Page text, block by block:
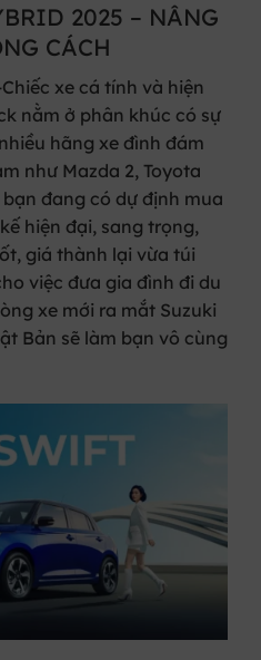
2025 – NÂNG
CÁCH
xe cá tính và hiện
nằm ở phân khúc có sự
hãng xe đình đám
như Mazda 2, Toyota
đang có dự định mua
hiện đại, sang trọng,
giá thành lại vừa túi
việc đưa gia đình đi du
xe mới ra mắt Suzuki
Bản sẽ làm bạn vô cùng